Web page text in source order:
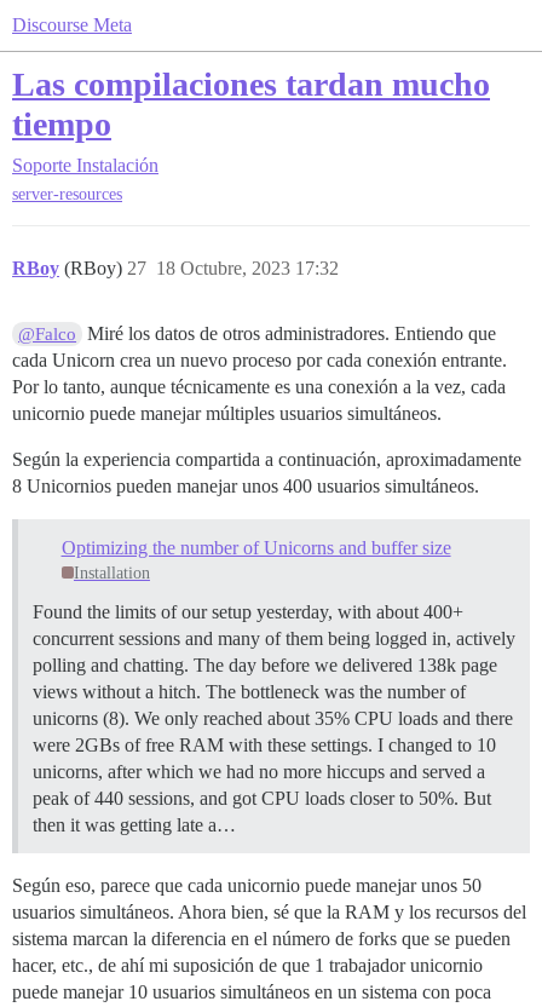
Discourse Meta
Las compilaciones tardan mucho
tiempo
Soporte Instalación
server-resources
RBoy (RBoy) 18 Octubre, 2023 17:32
27
@Falco
Miré los datos de otros administradores. Entiendo que
cada Unicorn crea un nuevo proceso por cada conexión entrante.
Por lo tanto, aunque técnicamente es una conexión a la vez, cada
unicornio puede manejar múltiples usuarios simultáneos.
Según la experiencia compartida a continuación, aproximadamente
8 Unicornios pueden manejar unos 400 usuarios simultáneos.
Optimizing the number of Unicorns and buffer size
Installation
Found the limits of our setup yesterday, with about 400+
concurrent sessions and many of them being logged in, actively
polling and chatting. The day before we delivered 138k page
views without a hitch. The bottleneck was the number of
unicorns (8). We only reached about 35% CPU loads and there
were 2GBs of free RAM with these settings. I changed to 10
unicorns, after which we had no more hiccups and served a
peak of 440 sessions, and got CPU loads closer to 50%. But
then it was getting late a…
Según eso, parece que cada unicornio puede manejar unos 50
usuarios simultáneos. Ahora bien, sé que la RAM y los recursos del
sistema marcan la diferencia en el número de forks que se pueden
hacer, etc., de ahí mi suposición de que 1 trabajador unicornio
puede manejar 10 usuarios simultáneos en un sistema con poca